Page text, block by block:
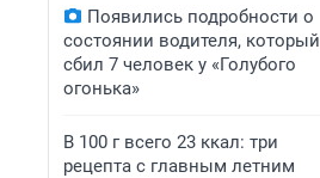
Появились подробности о
состоянии водителя, который
сбил 7 человек у «Голубого
огонька»
В 100 г всего 23 ккал: три
рецепта с главным летним